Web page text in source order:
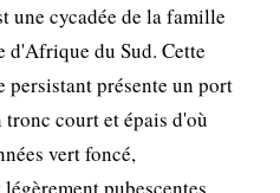
une cycadée de la famille
d'Afrique du Sud. Cette
présente un port
tronc court et épais d'où
vert foncé,